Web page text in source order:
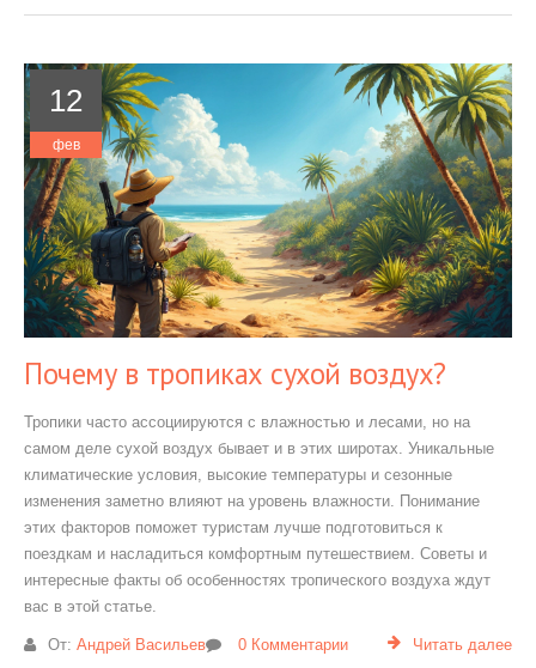
12
фев
Почему в тропиках сухой воздух?
Тропики часто ассоциируются с влажностью и лесами, но на
самом деле сухой воздух бывает и в этих широтах. Уникальные
климатические условия, высокие температуры и сезонные
изменения заметно влияют на уровень влажности. Понимание
этих факторов поможет туристам лучше подготовиться к
поездкам и насладиться комфортным путешествием. Советы и
интересные факты об особенностях тропического воздуха ждут
вас в этой статье.
От: Андрей Васильев 0 Комментарии Читать далее